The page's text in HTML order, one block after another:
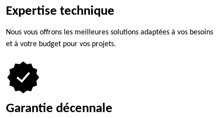
Expertise technique
Nous vous offrons les meilleures solutions adaptées à vos besoins
et à votre budget pour vos projets.
Garantie décennale